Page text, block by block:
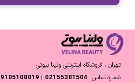
تهران ، فروشگاه اینترنتی ولینا بیوتی
شماره تماس 02155381504 | 09105108019